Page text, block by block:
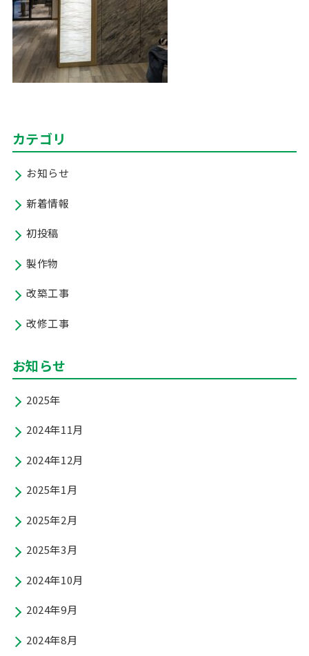
カテゴリ
お知らせ
新着情報
初投稿
製作物
改築工事
改修工事
お知らせ
2025年
2024年11月
2024年12月
2025年1月
2025年2月
2025年3月
2024年10月
2024年9月
2024年8月